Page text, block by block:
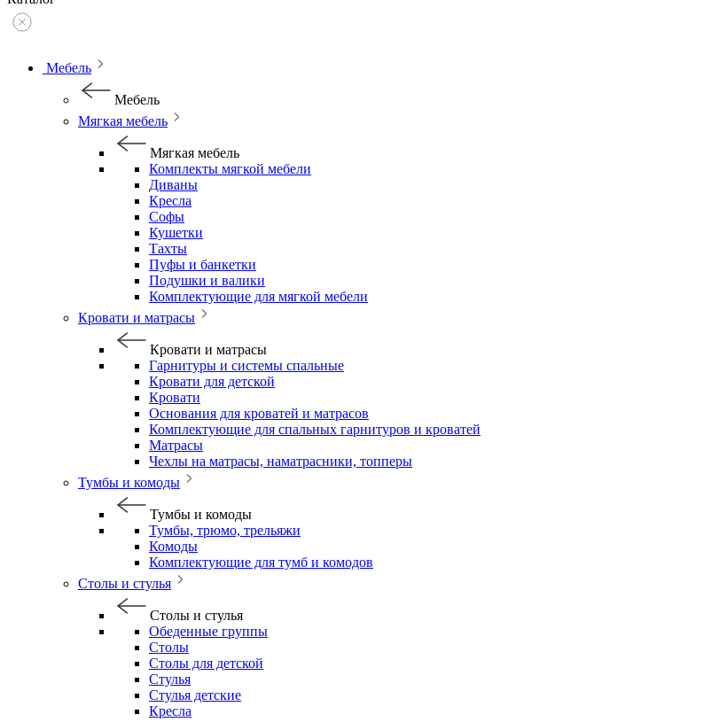
Мебель
Мебель
Мягкая мебель
Мягкая мебель
Комплекты мягкой мебели
Диваны
Кресла
Софы
Кушетки
Тахты
Пуфы и банкетки
Подушки и валики
Комплектующие для мягкой мебели
Кровати и матрасы
Кровати и матрасы
Гарнитуры и системы спальные
Кровати для детской
Кровати
Основания для кроватей и матрасов
Комплектующие для спальных гарнитуров и кроватей
Матрасы
Чехлы на матрасы, наматрасники, топперы
Тумбы и комоды
Тумбы и комоды
Тумбы, трюмо, трельяжи
Комоды
Комплектующие для тумб и комодов
Столы и стулья
Столы и стулья
Обеденные группы
Столы
Столы для детской
Стулья
Стулья детские
Кресла